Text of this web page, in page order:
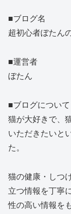
■ブログ名
超初心者ぼたん
■運営者
ぼたん
■ブログについて
猫が大好きで、
いただきたいと
た。
猫の健康・しつ
立つ情報を丁寧
性の高い情報を